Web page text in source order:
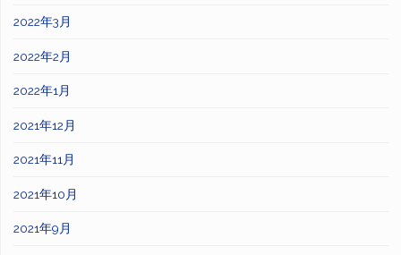
2022年3月
2022年2月
2022年1月
2021年12月
2021年11月
2021年10月
2021年9月